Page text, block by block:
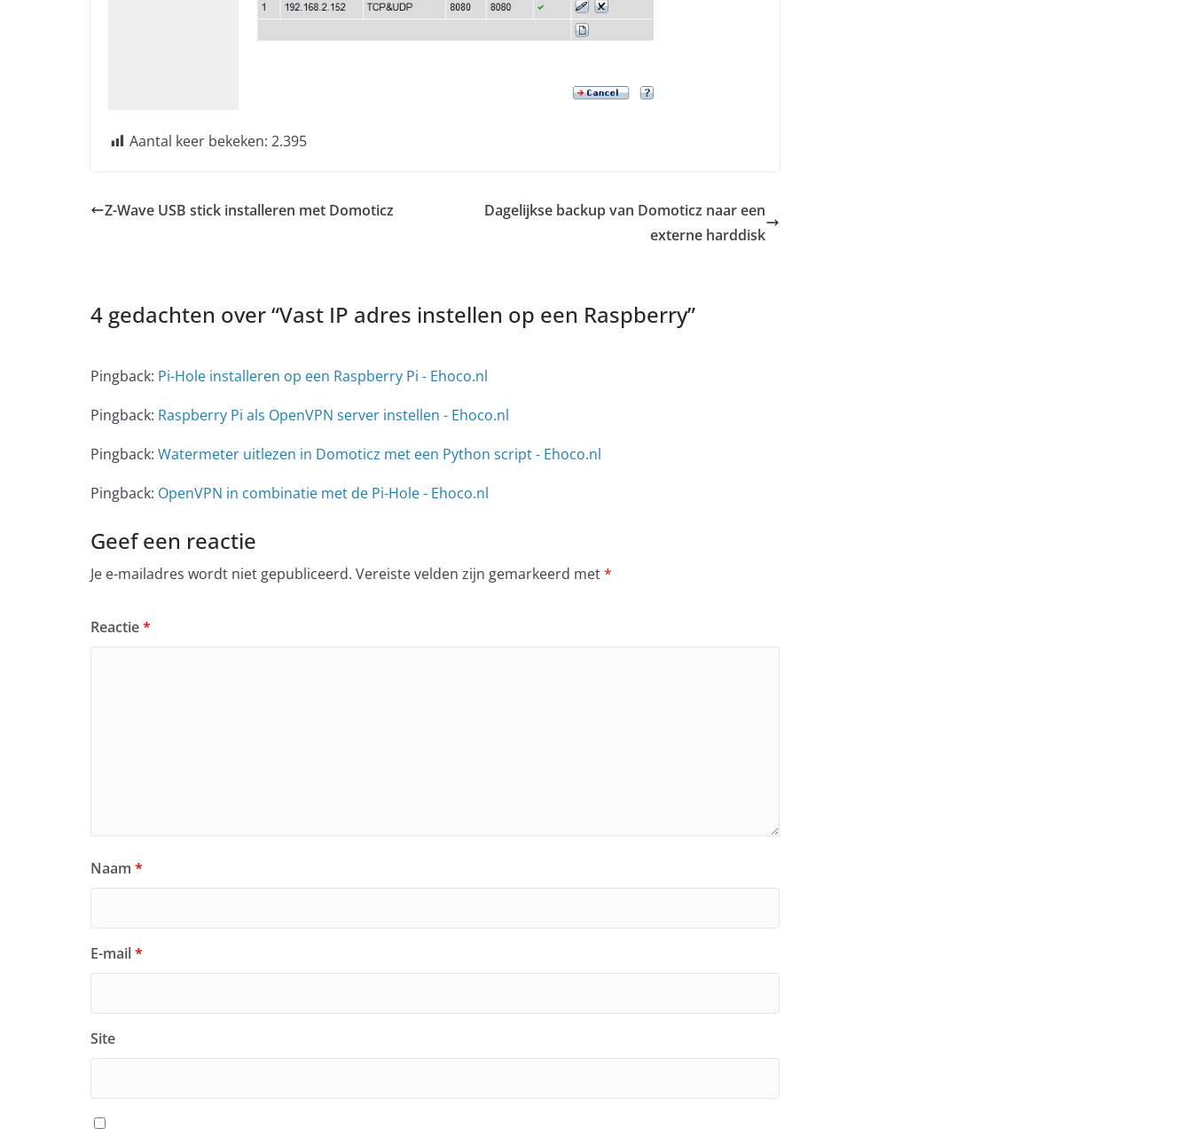
Aantal keer bekeken: 2.395
Z-Wave USB stick installeren met Domoticz
Dagelijkse backup van Domoticz naar een
externe harddisk
4 gedachten over “Vast IP adres instellen op een Raspberry”
Pingback: Pi-Hole installeren op een Raspberry Pi - Ehoco.nl
Pingback: Raspberry Pi als OpenVPN server instellen - Ehoco.nl
Pingback: Watermeter uitlezen in Domoticz met een Python script - Ehoco.nl
Pingback: OpenVPN in combinatie met de Pi-Hole - Ehoco.nl
Geef een reactie
Je e-mailadres wordt niet gepubliceerd. Vereiste velden zijn gemarkeerd met*
Reactie*
Naam *
E-mail*
Site